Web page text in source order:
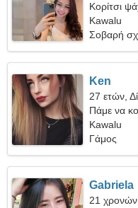
Κορίτσι
Kawalu
Σοβαρή
Ken
27 ετών,
Πάμε να
Kawalu
Γάμος
Gabriela
21